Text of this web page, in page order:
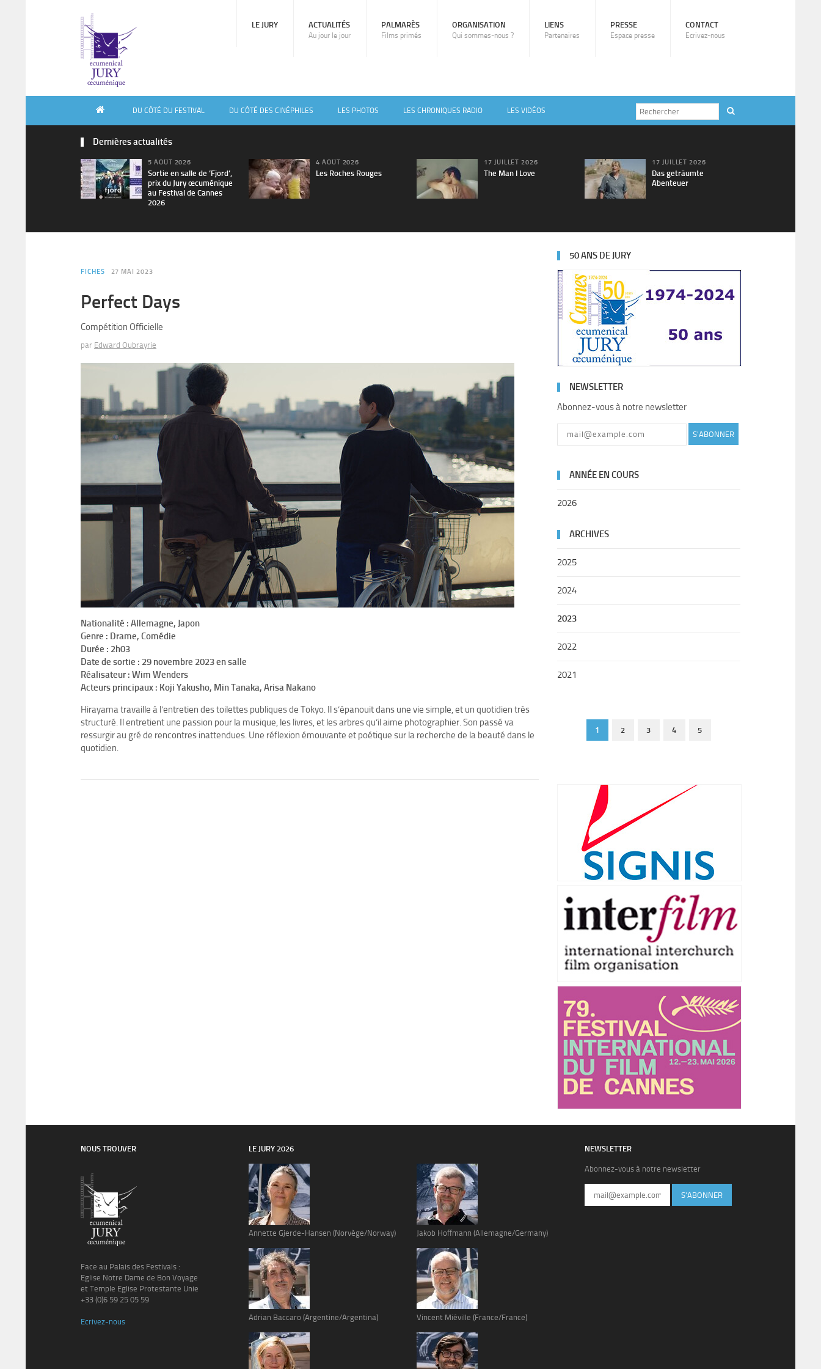
LE JURY ACTUALITÉS
Au jour le jour
PALMARÈS
Films primés
ORGANISATION
Qui sommes-nous ?
LIENS
Partenaires
PRESSE
Espace presse
CONTACT
Ecrivez-nous
DU CÔTÉ DU FESTIVAL DU CÔTÉ DES CINÉPHILES LES PHOTOS LES CHRONIQUES RADIO LES VIDÉOS
Dernières actualités
5 AOÛT 2026
Sortie en salle de ’Fjord’,
prix du Jury œcuménique
au Festival de Cannes
2026
4 AOÛT 2026
Les Roches Rouges
17 JUILLET 2026
The Man I Love
17 JUILLET 2026
Das geträumte
Abenteuer
FICHES 27 MAI 2023
Perfect Days
Compétition Officielle
par Edward Oubrayrie
Nationalité : Allemagne, Japon
Genre : Drame, Comédie
Durée : 2h03
Date de sortie : 29 novembre 2023 en salle
Réalisateur : Wim Wenders
Acteurs principaux : Koji Yakusho, Min Tanaka, Arisa Nakano
Hirayama travaille à l’entretien des toilettes publiques de Tokyo. Il s’épanouit dans une vie simple, et un quotidien très
structuré. Il entretient une passion pour la musique, les livres, et les arbres qu’il aime photographier. Son passé va
ressurgir au gré de rencontres inattendues. Une réflexion émouvante et poétique sur la recherche de la beauté dans le
quotidien.
50 ANS DE JURY
NEWSLETTER
Abonnez-vous à notre newsletter
S'ABONNER
ANNÉE EN COURS
2026
ARCHIVES
2025
2024
2023
2022
2021
1 2 3 4 5
NOUS TROUVER
Face au Palais des Festivals :
Eglise Notre Dame de Bon Voyage
et Temple Eglise Protestante Unie
+33 (0)6 59 25 05 59
Ecrivez-nous
LE JURY 2026
Annette Gjerde-Hansen (Norvège/Norway)
Adrian Baccaro (Argentine/Argentina)
Jakob Hoffmann (Allemagne/Germany)
Vincent Miéville (France/France)
NEWSLETTER
Abonnez-vous à notre newsletter
S'ABONNER